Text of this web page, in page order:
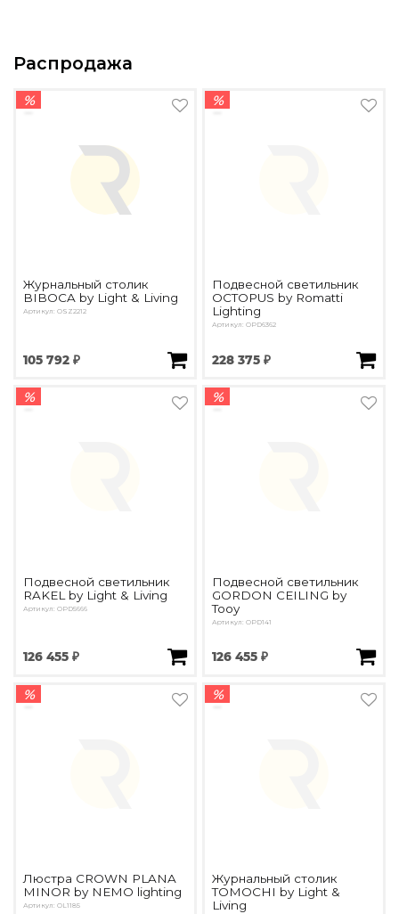
Распродажа
%
Журнальный столик
BIBOCA by Light & Living
Артикул: OSZ2212
105 792 ₽
%
Подвесной светильник
OCTOPUS by Romatti
Lighting
Артикул: OPD6362
228 375 ₽
%
Подвесной светильник
RAKEL by Light & Living
Артикул: OPD5666
126 455 ₽
%
Подвесной светильник
GORDON CEILING by
Tooy
Артикул: OPD141
126 455 ₽
%
Люстра CROWN PLANA
MINOR by NEMO lighting
Артикул: OL1185
%
Журнальный столик
TOMOCHI by Light &
Living